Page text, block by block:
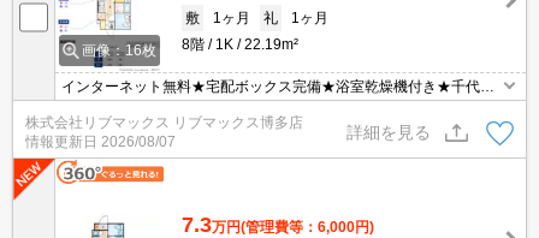
画像：16枚
敷
1ヶ月 礼
1ヶ月
8階
1K 22.19m²
インターネット無料★宅配ボックス完備★浴室乾燥機付き★千代県
庁口駅まで徒歩圏内★
株式会社リブマックス リブマックス博多店
情報更新日 2026/08/07
詳細を見る
7.3万円(管理費等：6,000円)